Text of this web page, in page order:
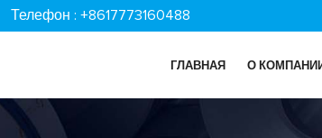
Телефон : +8617773160488
ГЛАВНАЯ О